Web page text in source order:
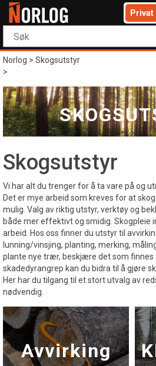
Privat
Norlog>Skogsutstyr
>
Skogsutstyr
Vi har alt du trenger for å ta vare på og
Det er mye arbeid som kreves for at
mulig. Valg av riktig utstyr, verktøy og
både mer effektivt og smidig. Skogpleie
arbeid. Hos oss finner du utstyr til
lunning/vinsjing, planting, merking,
plante nye trær, beskjære det som finnes
skadedyrangrep kan du bidra til å gjøre
Her har du tilgang til et stort utvalg av
nødvendig.
Avvirking